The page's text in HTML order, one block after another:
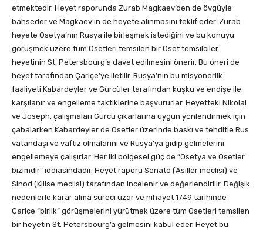
etmektedir. Heyet raporunda Zurab Magkaev’den de övgüyle
bahseder ve Magkaev’in de heyete alınmasını teklif eder. Zurab
heyete Osetya’nın Rusya ile birleşmek istediğini ve bu konuyu
görüşmek üzere tüm Osetleri temsilen bir Oset temsilciler
heyetinin St. Petersbourg’a davet edilmesini önerir. Bu öneri de
heyet tarafından Çariçe’ye iletilir. Rusya’nın bu misyonerlik
faaliyeti Kabardeyler ve Gürcüler tarafından kuşku ve endişe ile
karşılanır ve engelleme taktiklerine başvururlar. Heyetteki Nikolai
ve Joseph, çalışmaları Gürcü çıkarlarına uygun yönlendirmek için
çabalarken Kabardeyler de Osetler üzerinde baskı ve tehditle Rus
vatandaşı ve vaftiz olmalarını ve Rusya’ya gidip gelmelerini
engellemeye çalışırlar. Her iki bölgesel güç de “Osetya ve Osetler
bizimdir” iddiasındadır. Heyet raporu Senato (Asiller meclisi) ve
Sinod (Kilise meclisi) tarafından incelenir ve değerlendirilir. Değişik
nedenlerle karar alma süreci uzar ve nihayet 1749 tarihinde
Çariçe “birlik” görüşmelerini yürütmek üzere tüm Osetleri temsilen
bir heyetin St. Petersbourg’a gelmesini kabul eder. Heyet bu